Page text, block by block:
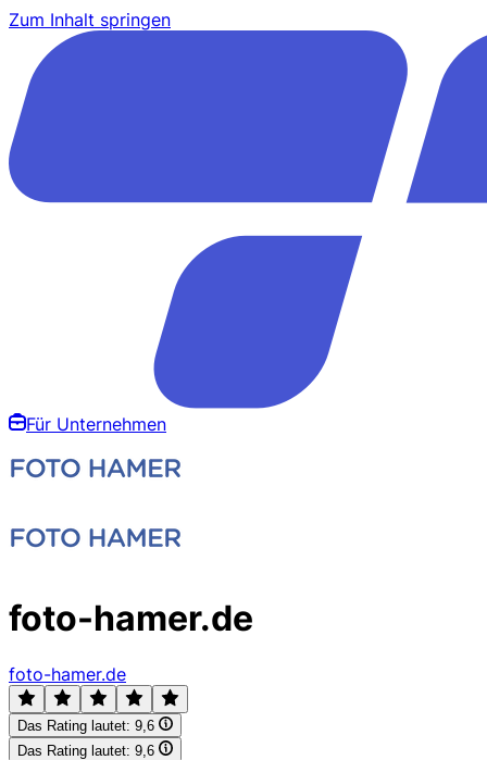
Zum Inhalt springen
Für Unternehmen
foto-hamer.de
foto-hamer.de
Das Rating lautet: 9,6
Das Rating lautet: 9,6